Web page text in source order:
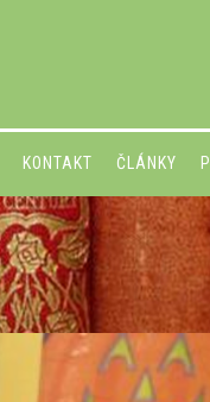
KONTAKT ČLÁNKY